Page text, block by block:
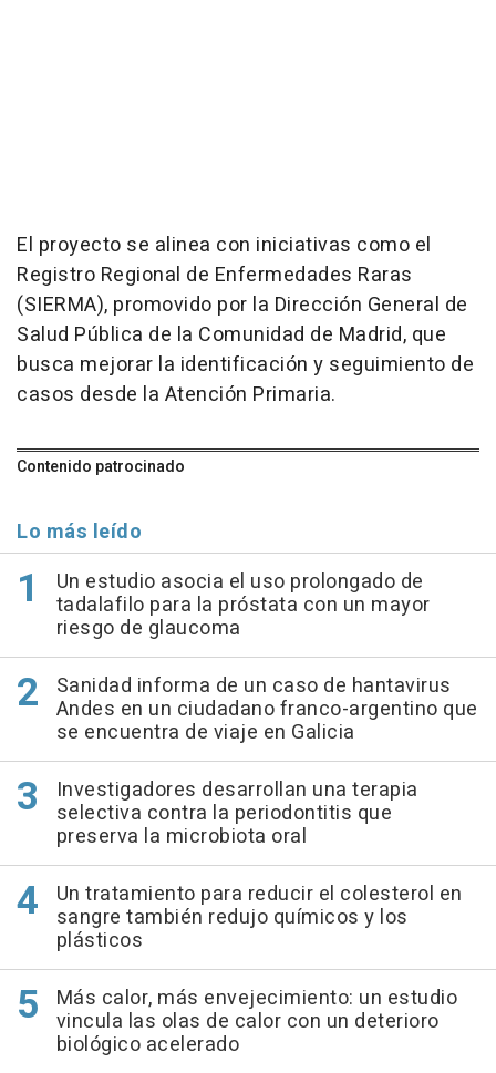
El proyecto se alinea con iniciativas como el
Registro Regional de Enfermedades Raras
(SIERMA), promovido por la Dirección General de
Salud Pública de la Comunidad de Madrid, que
busca mejorar la identificación y seguimiento de
casos desde la Atención Primaria.
Contenido patrocinado
Lo más leído
Un estudio asocia el uso prolongado de
tadalafilo para la próstata con un mayor
riesgo de glaucoma
Sanidad informa de un caso de hantavirus
Andes en un ciudadano franco-argentino que
se encuentra de viaje en Galicia
Investigadores desarrollan una terapia
selectiva contra la periodontitis que
preserva la microbiota oral
Un tratamiento para reducir el colesterol en
sangre también redujo químicos y los
plásticos
Más calor, más envejecimiento: un estudio
vincula las olas de calor con un deterioro
biológico acelerado